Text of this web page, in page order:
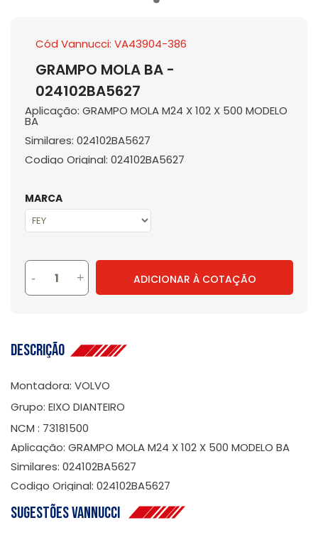
Cód Vannucci: VA43904-386
GRAMPO MOLA BA -
024102BA5627
Aplicação: GRAMPO MOLA M24 X 102 X 500 MODELO
BA
Similares: 024102BA5627
Codigo Original: 024102BA5627
MARCA
- + ADICIONAR À COTAÇÃO
Descrição
Montadora: VOLVO
Grupo: EIXO DIANTEIRO
NCM : 73181500
Aplicação: GRAMPO MOLA M24 X 102 X 500 MODELO BA
Similares: 024102BA5627
Codigo Original: 024102BA5627
Sugestões Vannucci